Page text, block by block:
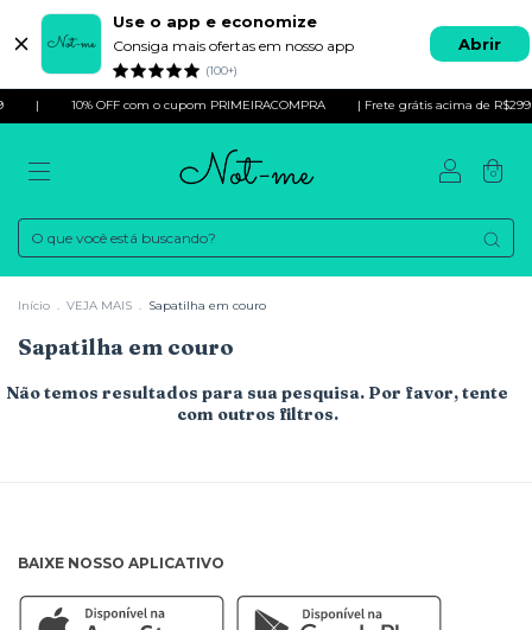
Use o app e economize
Consiga mais ofertas em nosso app
(100+)
Abrir
10% OFF com o cupom PRIMEIRACOMPRA | Frete grátis acima de R$299
0
Início . VEJA MAIS . Sapatilha em couro
Sapatilha em couro
Não temos resultados para sua pesquisa. Por favor, tente
com outros filtros.
BAIXE NOSSO APLICATIVO